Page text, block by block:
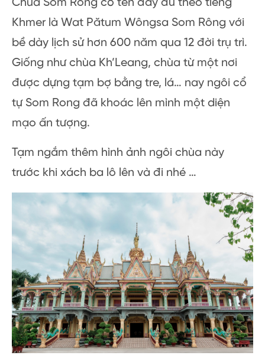
Chùa Som Rong có tên đầy đủ theo tiếng
Khmer là Wat Pătum Wôngsa Som Rông với
bề dày lịch sử hơn 600 năm qua 12 đời trụ trì.
Giống như chùa Kh’Leang, chùa từ một nơi
được dựng tạm bợ bằng tre, lá… nay ngôi cổ
tự Som Rong đã khoác lên mình một diện
mạo ấn tượng.
Tạm ngắm thêm hình ảnh ngôi chùa này
trước khi xách ba lô lên và đi nhé …